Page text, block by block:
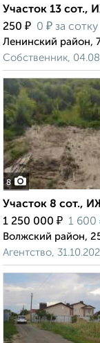
Участок 13 сот.,
250 ₽ 0 ₽ за сотку
Ленинский район,
Собственник,
8
Участок 8 сот.,
1 250 000 ₽ 1 600
Волжский район,
Агентство,